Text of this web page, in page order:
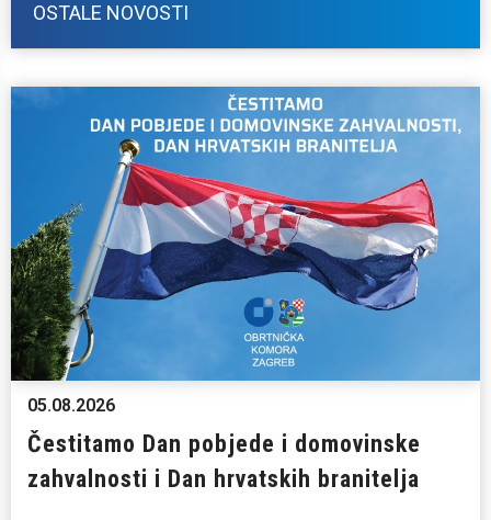
OSTALE NOVOSTI
05.08.2026
Čestitamo Dan pobjede i domovinske
zahvalnosti i Dan hrvatskih branitelja